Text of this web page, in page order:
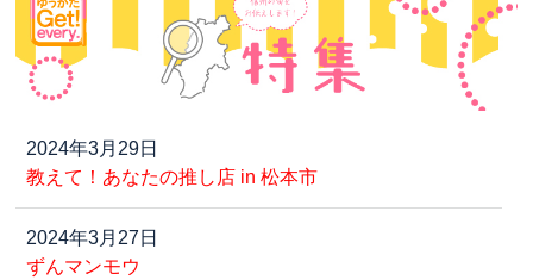
2024年3月29日
教えて！あなたの推し店 in 松本市
2024年3月27日
ずんマンモウ